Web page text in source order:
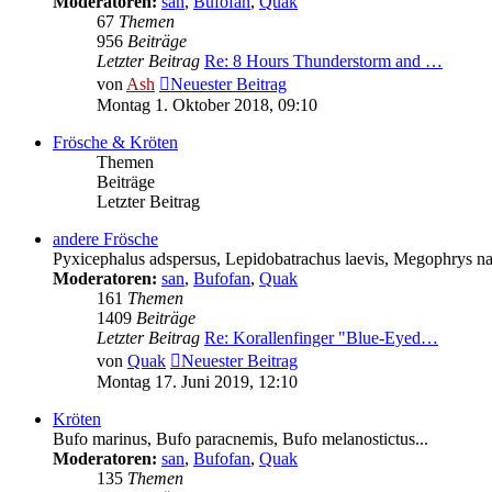
67 Themen
956 Beiträge
Letzter Beitrag Re: 8 Hours Thunderstorm and …
vonAsh
Neuester Beitrag
Montag 1. Oktober 2018, 09:10
Frösche & Kröten
Themen
Beiträge
Letzter Beitrag
andere Frösche
Pyxicephalus adspersus, Lepidobatrachus laevis, Megophrys
Moderatoren: san, Bufofan, Quak
161 Themen
1409 Beiträge
Letzter Beitrag Re: Korallenfinger "Blue-Eyed…
von Quak
Neuester Beitrag
Montag 17. Juni 2019, 12:10
Kröten
Bufo marinus, Bufo paracnemis, Bufo melanostictus...
Moderatoren: san, Bufofan, Quak
135 Themen